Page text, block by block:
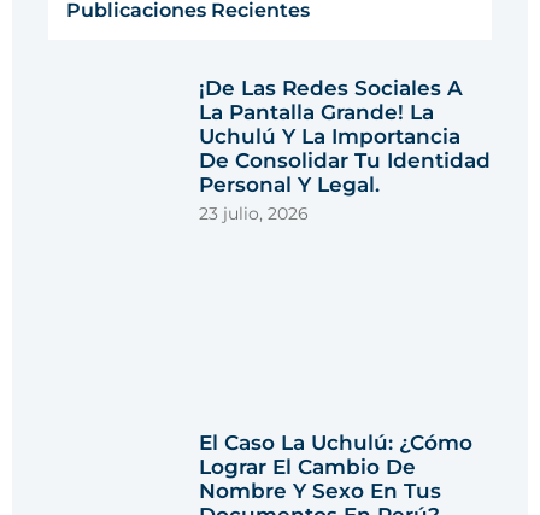
Publicaciones Recientes
¡De Las Redes Sociales A
La Pantalla Grande! La
Uchulú Y La Importancia
De Consolidar Tu Identidad
Personal Y Legal.
23 julio, 2026
El Caso La Uchulú: ¿Cómo
Lograr El Cambio De
Nombre Y Sexo En Tus